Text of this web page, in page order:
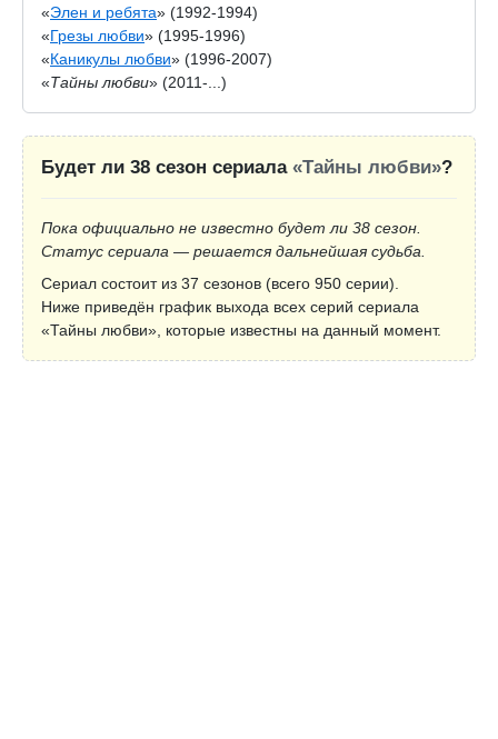
«Элен и ребята» (1992-1994)
«Грезы любви» (1995-1996)
«Каникулы любви» (1996-2007)
«Тайны любви» (2011-...)
Будет ли 38 сезон сериала «Тайны любви»?
Пока официально не известно будет ли 38 сезон.
Статус сериала — решается дальнейшая судьба.
Сериал состоит из 37 сезонов (всего 950 серии).
Ниже приведён график выхода всех серий сериала
«Тайны любви», которые известны на данный момент.